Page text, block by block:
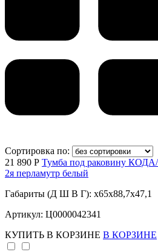
Сортировка по:
21 890 Р Тумба под раковину
2я перламутр белый
Габариты (Д Ш В Г): x65x88,7x47,1
Артикул: Ц0000042341
КУПИТЬ В КОРЗИНЕ В КОРЗИНЕ